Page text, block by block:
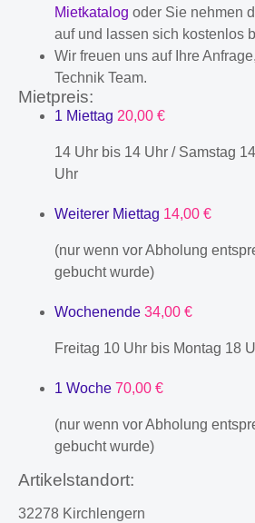
Mietkatalog oder Sie nehmen
auf und lassen sich kostenlos
Wir freuen uns auf Ihre
Technik Team.
Mietpreis:
1 Miettag 20,00 €
14 Uhr bis 14 Uhr / Samstag
Uhr
Weiterer Miettag 14,00 €
(nur wenn vor Abholung
gebucht wurde)
Wochenende 34,00 €
Freitag 10 Uhr bis Montag 18
1 Woche 70,00 €
(nur wenn vor Abholung
gebucht wurde)
Artikelstandort:
32278 Kirchlengern